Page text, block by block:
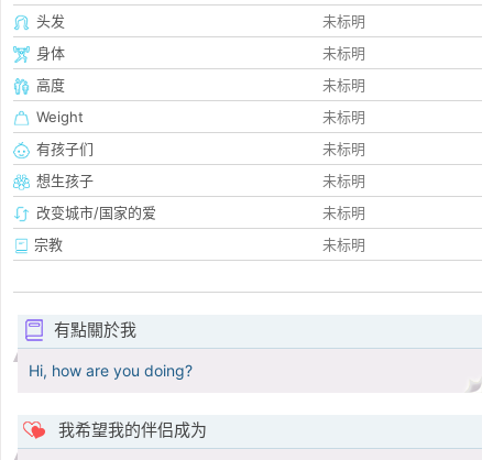
头发
未标明
身体
未标明
高度
未标明
Weight
未标明
有孩子们
未标明
想生孩子
未标明
改变城市/国家的爱
未标明
宗教
未标明
有點關於我
Hi, how are you doing?
我希望我的伴侣成为